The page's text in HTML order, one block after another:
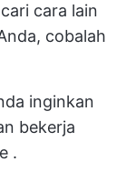
cara lain
cobalah
inginkan
bekerja
.